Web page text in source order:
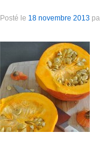
Posté le 18 novembre 2013